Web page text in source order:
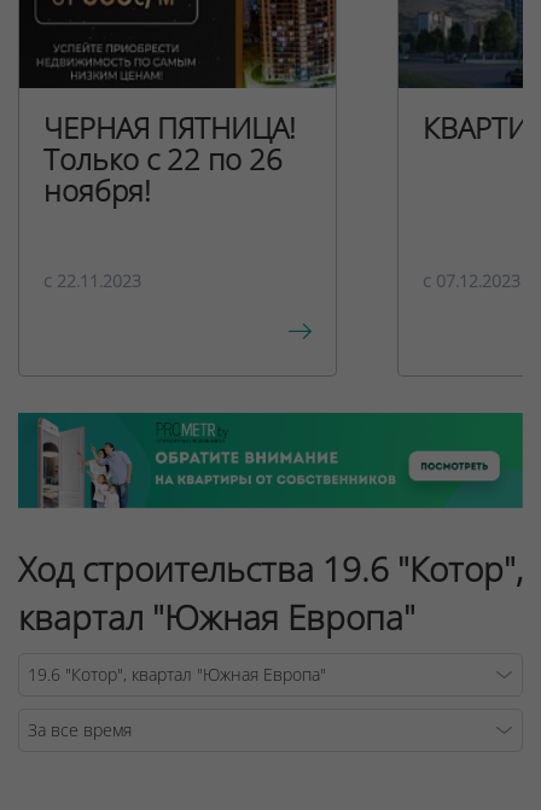
ЧЕРНАЯ ПЯТНИЦА!
Только с 22 по 26
ноября!
c 22.11.2023 c 07.12.2023
Ход строительства 19.6 "Котор",
квартал "Южная Европа"